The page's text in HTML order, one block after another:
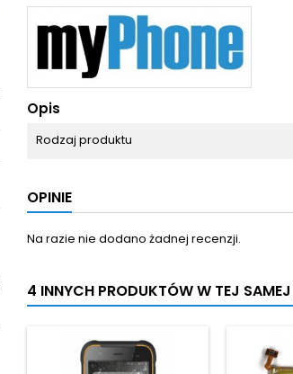
Opis
Rodzaj produktu
OPINIE
Na razie nie dodano żadnej recenzji.
4 INNYCH PRODUKTÓW W TEJ